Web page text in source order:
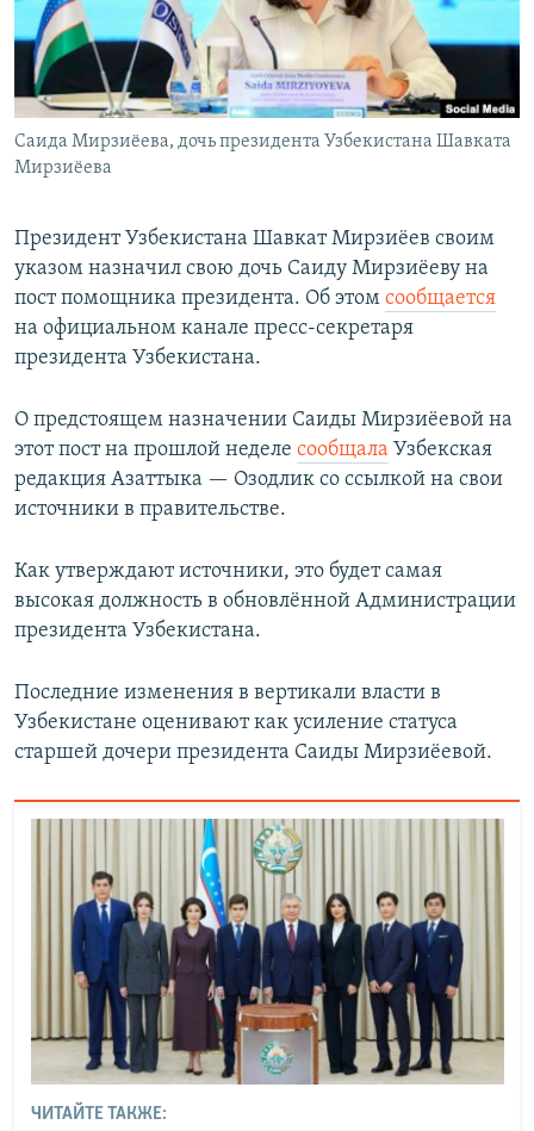
Саида Мирзиёева, дочь президента Узбекистана Шавката
Мирзиёева
Президент Узбекистана Шавкат Мирзиёев своим
указом назначил свою дочь Саиду Мирзиёеву на
пост помощника президента. Об этом сообщается
на официальном канале пресс-секретаря
президента Узбекистана.
О предстоящем назначении Саиды Мирзиёевой на
этот пост на прошлой неделе сообщала Узбекская
редакция Азаттыка — Озодлик со ссылкой на свои
источники в правительстве.
Как утверждают источники, это будет самая
высокая должность в обновлённой Администрации
президента Узбекистана.
Последние изменения в вертикали власти в
Узбекистане оценивают как усиление статуса
старшей дочери президента Саиды Мирзиёевой.
ЧИТАЙТЕ ТАКЖЕ: